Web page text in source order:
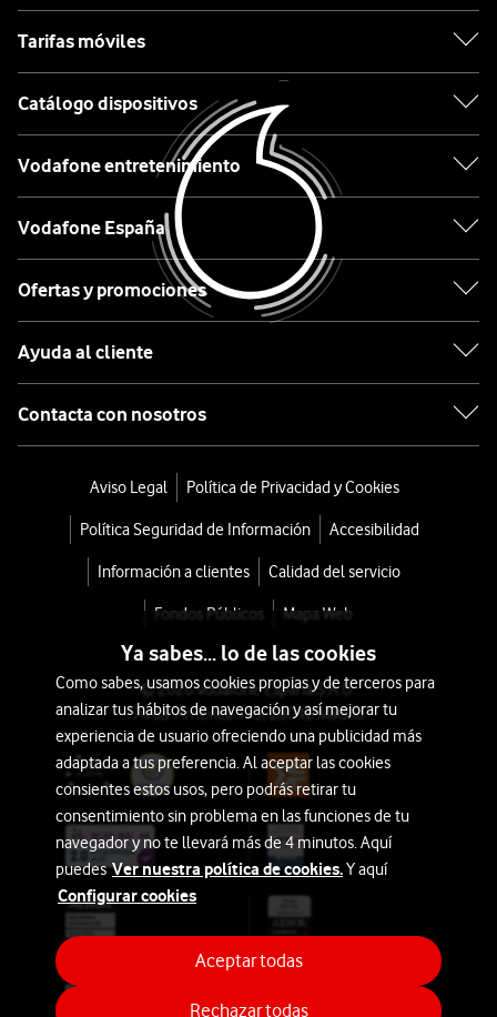
Xiaomi
OPPO
Ordenar
por:
OPPO
Pad
SE
229€
Tarifas móviles
Catálogo dispositivos
Vodafone entretenimiento
Vodafone España
Ofertas y promociones
Ayuda al cliente
Contacta con nosotros
Aviso Legal Política de Privacidad y Cookies
Política Seguridad de Información Accesibilidad
Información a clientes Calidad del servicio
Fondos Públicos Mapa Web
© 2026 Vodafone España S.A.U.
Avda. América 115, 28042 Madrid
Ya sabes... lo de las cookies
Como sabes, usamos cookies propias y de terceros para
analizar tus hábitos de navegación y así mejorar tu
experiencia de usuario ofreciendo una publicidad más
adaptada a tus preferencia. Al aceptar las cookies
consientes estos usos, pero podrás retirar tu
consentimiento sin problema en las funciones de tu
navegador y no te llevará más de 4 minutos. Aquí
puedesVer nuestra política de cookies.Y aquí
Configurar cookies
Rechazar todas
Aceptar todas